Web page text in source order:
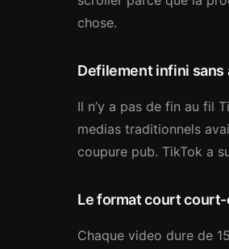
chose.
Defilement infini sans
Il n’y a pas de fin au fil
medias traditionnels
coupure pub. TikTok a
Le format court
Chaque video dure de